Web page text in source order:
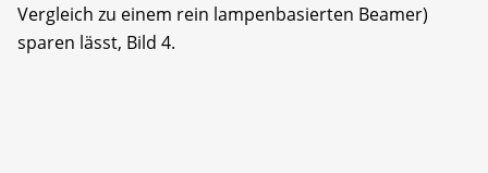
Vergleich zu einem rein lampenbasierten Beamer)
sparen lässt, Bild 4.